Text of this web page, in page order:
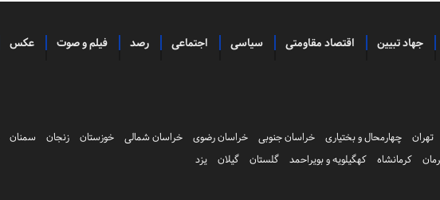
جهاد تبیین اقتصاد مقاومتی سیاسی اجتماعی رصد فیلم و صوت عکس
تهران چهارمحال و بختیاری خراسان جنوبی خراسان رضوی خراسان شمالی خوزستان زنجان سمنان
کرمانشاه کهگیلویه و بویراحمد گلستان گیلان یزد